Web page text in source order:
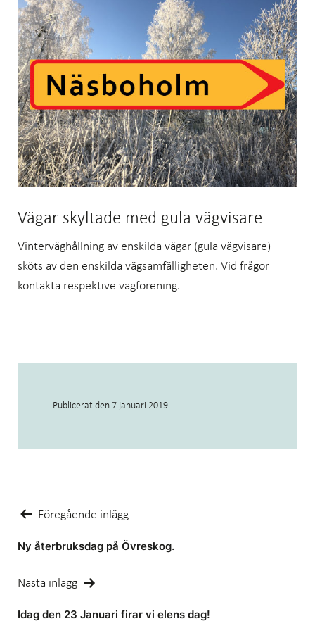
Vägar skyltade med gula vägvisare
Vinterväghållning av enskilda vägar (gula vägvisare)
sköts av den enskilda vägsamfälligheten. Vid frågor
kontakta respektive vägförening.
Publicerat den 7 januari 2019
Inläggsnavigering
Föregående inlägg
Ny återbruksdag på Övreskog.
Nästa inlägg
Idag den 23 Januari firar vi elens dag!